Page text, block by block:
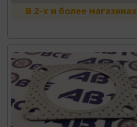
В 2-х и более магазинах